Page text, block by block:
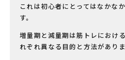
これは初心者にとってはなかな
す。
増量期と減量期は筋トレにおけ
れぞれ異なる目的と方法がありま